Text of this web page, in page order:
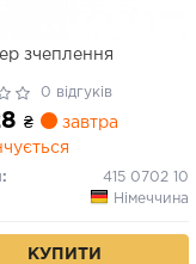
зчеплення
0 відгуків
₴
завтра
415 0702 10
Німеччина
КУПИТИ